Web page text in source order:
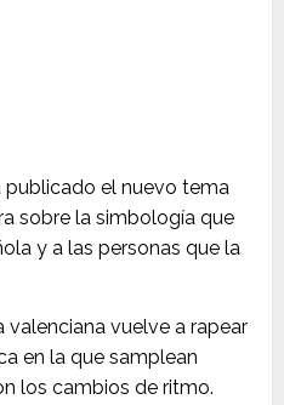
publicado el nuevo tema
sobre la simbología que
y a las personas que la
valenciana vuelve a rapear
en la que samplean
los cambios de ritmo.